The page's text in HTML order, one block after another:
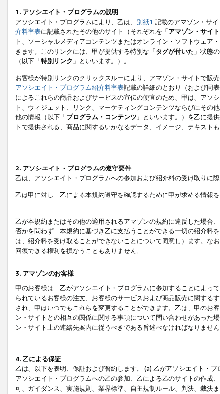
1. アソシエイト・プログラムの説明
アソシエイト・プログラムにより、乙は、 別紙1 記載のアマゾン・サ
介料率表に記載されたその他のサイト（それぞれを「アマゾン・サイト
ト、ソーシャルメディアコンテンツまたはオンライン・ソフトウェア
きます。このリンクには、甲が提供する特別な「タグが付いた 」状態
（以下「特別リンク 」といいます。）。
お客様が特別リンクのクリックスルーにより、アマゾン・サイトで販
アソシエイト・プログラム紹介料率表記載の詳細のとおり（および同
によるこれらの商品およびサービスの宣伝の便宜のため、甲は、アソ
ト、ウィジェット、リンク、マーケティングコンテンツならびにその
他の情報（以下「プログラム・コンテンツ 」といいます。）を乙に提
トで提供される、商品に関するいかなるデータ、イメージ、テキス
2. アソシエイト・プログラムの遵守要件
乙は、アソシエイト・プログラムへの参加および紹介料の受け取りに
乙は甲に対し、乙による本規約遵守を確認するために甲が求める情報
乙が本規約またはその他の適用されるアマゾンの規約に違反した場合
否かを問わず、本規約に基づき乙に支払うことができる一切の紹介料
は、紹介料を受け取ることができないことについて同意し）ます。な
回復できる権利を損なうこともありません。
3. アマゾンのお客様
甲のお客様は、乙がアソシエイト・プログラムに参加することによっ
られているお客様の注文、お客様のサービスおよび商品販売に関する
され、甲はいつでもこれらを変更することができます。乙は、甲のお
ン・サイトとの相互の関係に関する事項について問い合わせがあった
ン・サイト上の連絡先案内に従うべきである旨述べなければなりませ
4. 乙による保証
乙は、以下を表明、保証および誓約します。 (a) 乙がアソシエイト・
アソシエイト・プログラムへの乙の参加、乙による乙のサイトの作成
可、ガイダンス、実施規則、業界標準、自主規制ルール、判決、裁決